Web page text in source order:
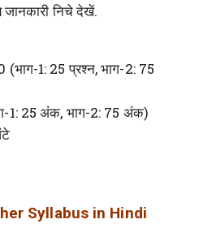
जानकारी निचे देखें.
(भाग-1: 25 प्रश्न, भाग-2: 75
1: 25 अंक, भाग-2: 75 अंक)
Syllabus in Hindi